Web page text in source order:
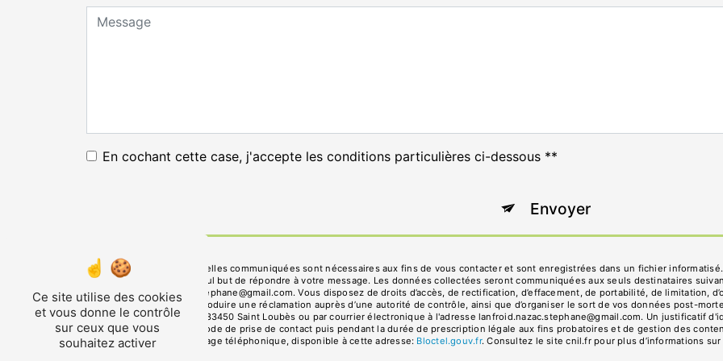
En cochant cette case, j'accepte les conditions particulières ci-dessous **
Envoyer
** Les données personnelles communiquées sont nécessaires aux fins de vous contacter et sont enregistrées dans un fichier
sous-traitants dans le seul but de répondre à votre message. Les données collectées seront communiquées aux seuls destinataires
Loubès lanfroid.nazac.stephane@gmail.com. Vous disposez de droits d’accès, de rectification, d’effacement, de portabilité, de limitation,
moment et du droit d’introduire une réclamation auprès d’une autorité de contrôle, ainsi que d’organiser le sort de vos données post-
l'adresse 17 che Escaley 33450 Saint Loubès ou par courrier électronique à l'adresse lanfroid.nazac.stephane@gmail.com. Un justificatif
données pendant la période de prise de contact puis pendant la durée de prescription légale aux fins probatoires et de gestion des
d'opposition au démarchage téléphonique, disponible à cette adresse:
Bloctel.gouv.fr. Consultez le site cnil.fr pour plus d’informations
Ce site utilise des cookies
et vous donne le contrôle
sur ceux que vous
souhaitez activer